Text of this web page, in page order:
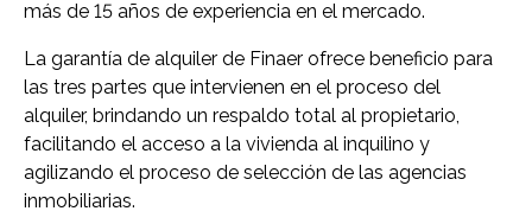
más de 15 años de experiencia en el mercado.
La garantía de alquiler de Finaer ofrece beneficio para
las tres partes que intervienen en el proceso del
alquiler, brindando un respaldo total al propietario,
facilitando el acceso a la vivienda al inquilino y
agilizando el proceso de selección de las agencias
inmobiliarias.